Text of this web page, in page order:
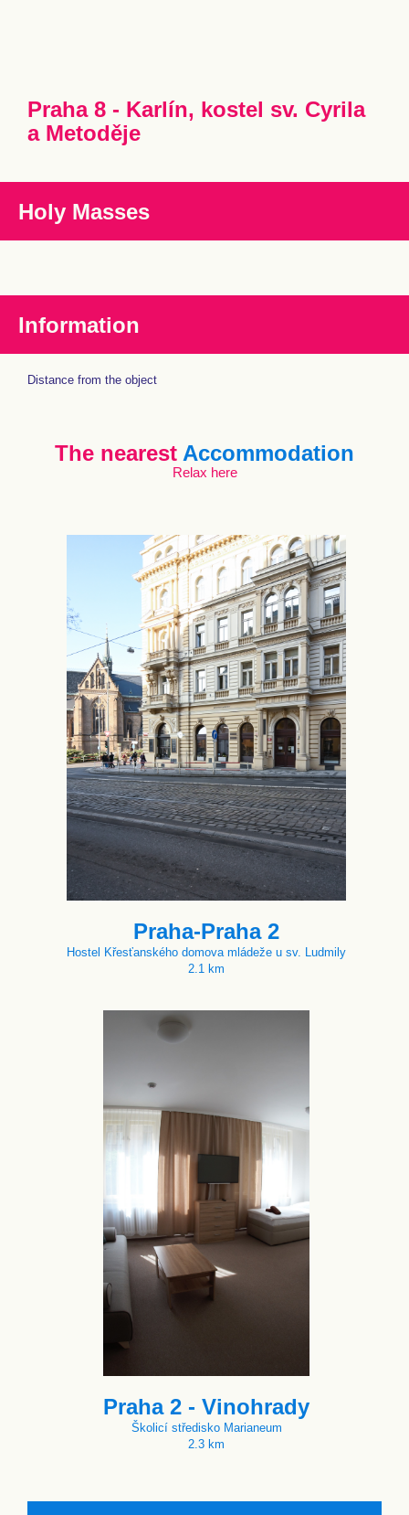
Praha 8 - Karlín, kostel sv. Cyrila
a Metoděje
Holy Masses
Information
Distance from the object
The nearest Accommodation
Relax here
Praha-Praha 2
Hostel Křesťanského domova mládeže u sv. Ludmily
2.1 km
Praha 2 - Vinohrady
Školicí středisko Marianeum
2.3 km